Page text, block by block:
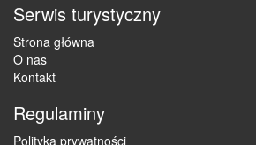
Serwis turystyczny
Strona główna
O nas
Kontakt
Regulaminy
Polityka prywatności